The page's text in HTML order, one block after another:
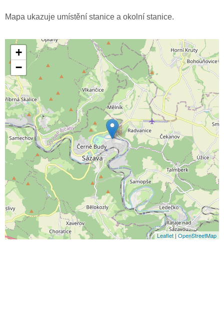
Mapa ukazuje umístění stanice a okolní stanice.
+
−
Leaflet|OpenStreetMap